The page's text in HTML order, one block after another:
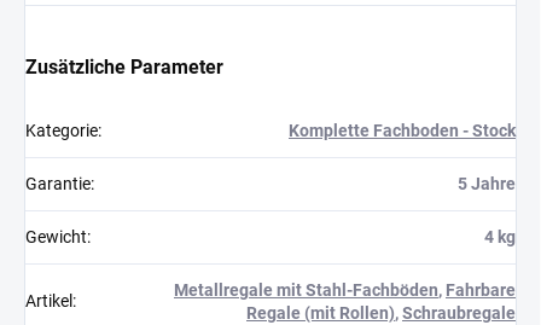
Zusätzliche Parameter
Kategorie: Komplette Fachboden - Stock
Garantie: 5 Jahre
Gewicht: 4 kg
Artikel :
Metallregale mit Stahl-Fachböden, Fahrbare
Regale (mit Rollen),Schraubregale